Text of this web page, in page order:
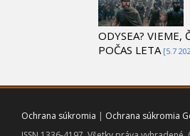
ODYSEA? VIEME,
POČAS LETA [5.7
Ochrana súkromia Ochrana súkromia